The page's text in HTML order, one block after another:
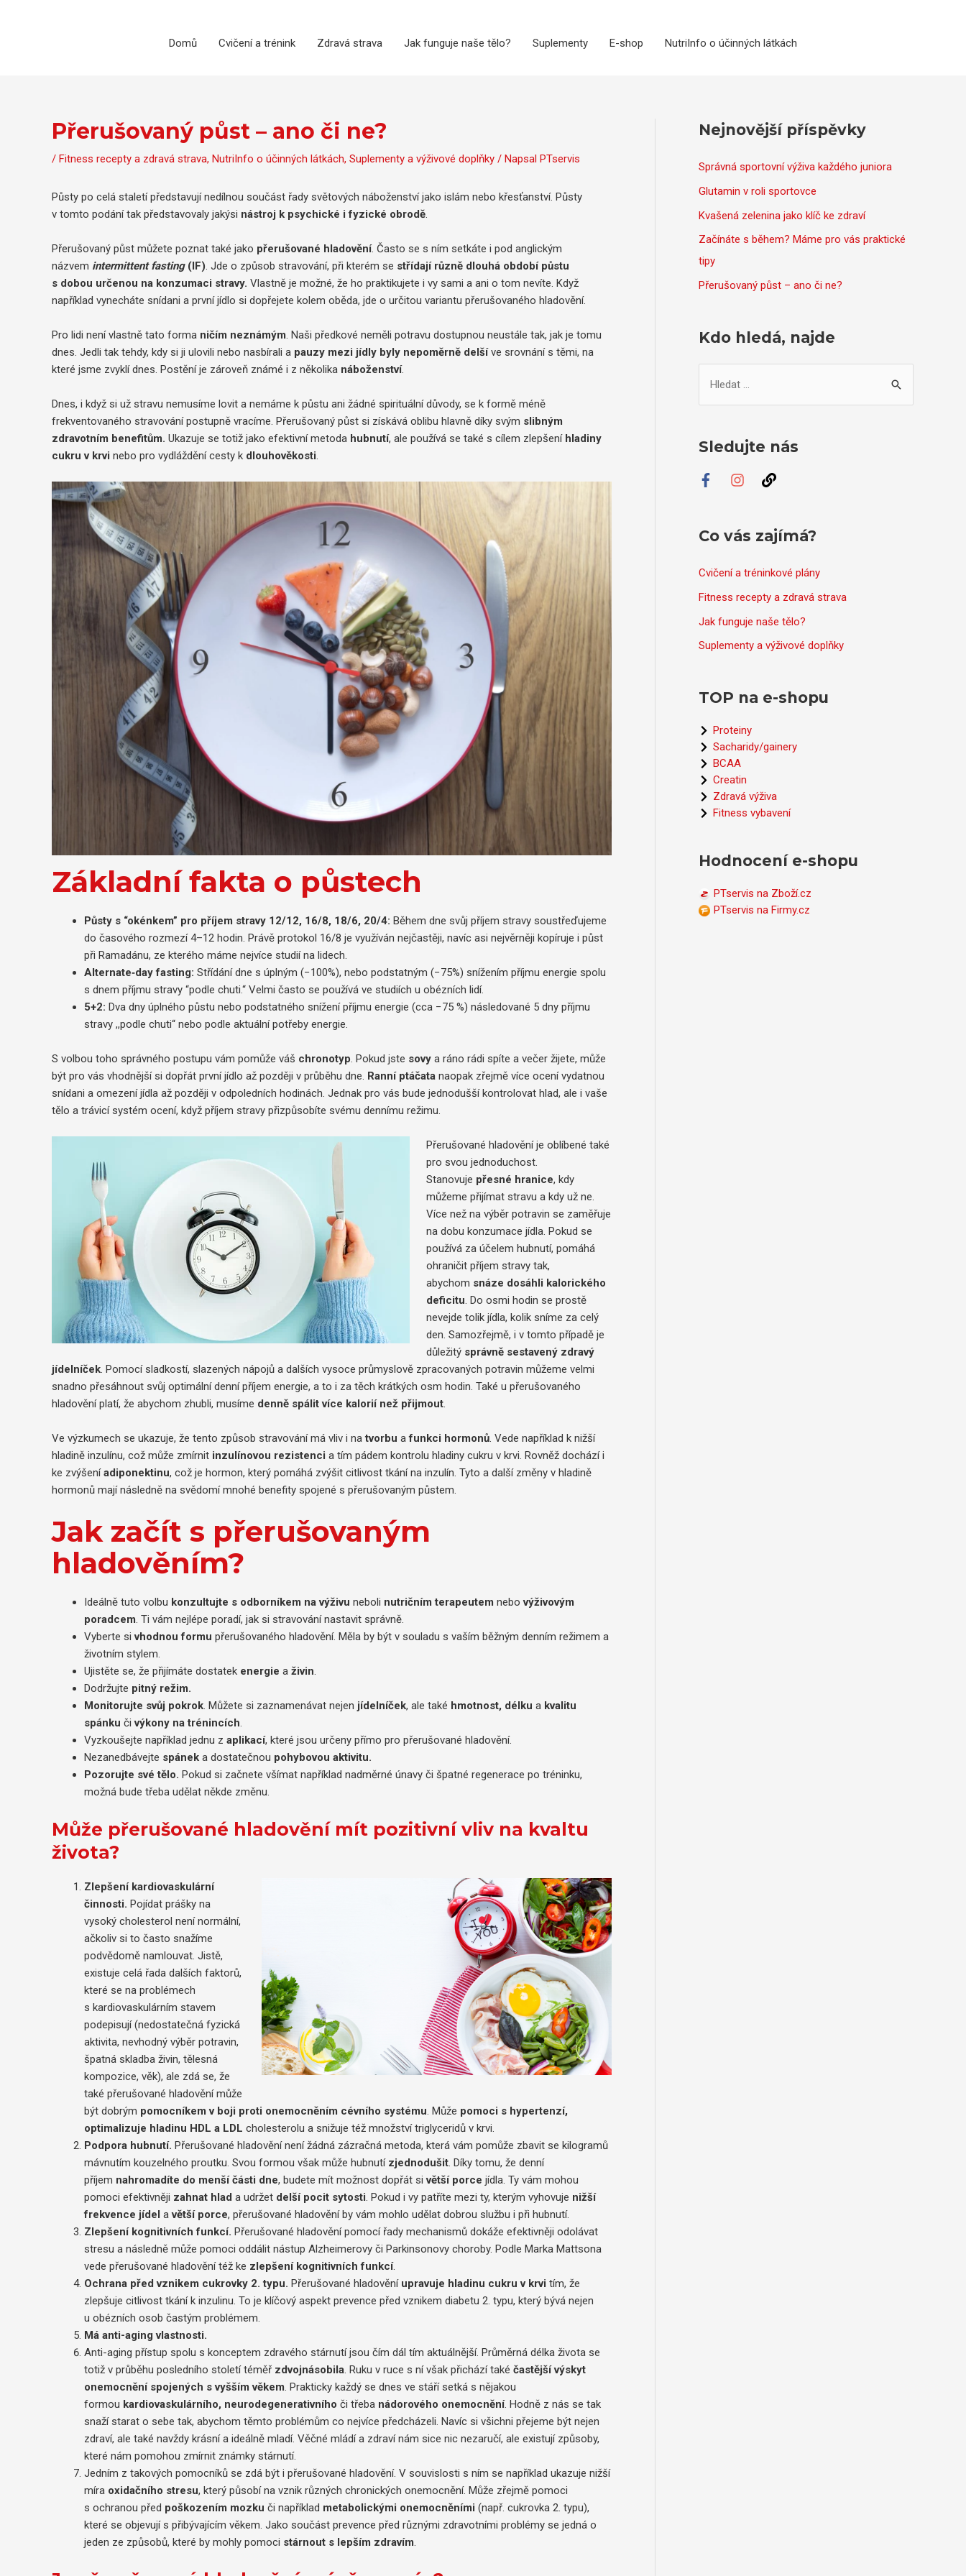
Domů Cvičení a trénink Zdravá strava Jak funguje naše tělo? Suplementy E-shop NutriInfo o účinných látkách
Přerušovaný půst – ano či ne?
/ Fitness recepty a zdravá strava, NutriInfo o účinných látkách, Suplementy a výživové doplňky / Napsal PTservis
Půsty po celá staletí představují nedílnou součást řady světových náboženství jako islám nebo křesťanství. Půsty
v tomto podání tak představovaly jakýsi nástroj k psychické i fyzické obrodě.
Přerušovaný půst můžete poznat také jako přerušované hladovění. Často se s ním setkáte i pod anglickým
názvem intermittent fasting(IF). Jde o způsob stravování, při kterém se střídají různě dlouhá období půstu
s dobou určenou na konzumaci stravy. Vlastně je možné, že ho praktikujete i vy sami a ani o tom nevíte. Když
například vynecháte snídani a první jídlo si dopřejete kolem oběda, jde o určitou variantu přerušovaného hladovění.
Pro lidi není vlastně tato forma ničím neznámým. Naši předkové neměli potravu dostupnou neustále tak, jak je tomu
dnes. Jedli tak tehdy, kdy si ji ulovili nebo nasbírali a pauzy mezi jídly byly nepoměrně delšíve srovnání s těmi, na
které jsme zvyklí dnes. Postění je zároveň známé i z několika náboženství.
Dnes, i když si už stravu nemusíme lovit a nemáme k půstu ani žádné spirituální důvody, se k formě méně
frekventovaného stravování postupně vracíme. Přerušovaný půst si získává oblibu hlavně díky svým slibným
zdravotním benefitům. Ukazuje se totiž jako efektivní metoda hubnutí, ale používá se také s cílem zlepšení hladiny
cukru v krvi nebo pro vydláždění cesty k dlouhověkosti.
Základní fakta o půstech
Půsty s “okénkem” pro příjem stravy 12/12, 16/8, 18/6, 20/4: Během dne svůj příjem stravy soustřeďujeme
do časového rozmezí 4–12 hodin. Právě protokol 16/8 je využíván nejčastěji, navíc asi nejvěrněji kopíruje i půst
při Ramadánu, ze kterého máme nejvíce studií na lidech.
Alternate‑day fasting: Střídání dne s úplným (−100%), nebo podstatným (−75%) snížením příjmu energie spolu
s dnem příjmu stravy “podle chuti.“ Velmi často se používá ve studiích u obézních lidí.
5+2: Dva dny úplného půstu nebo podstatného snížení příjmu energie (cca −75 %) následované 5 dny příjmu
stravy ,,podle chuti“ nebo podle aktuální potřeby energie.
S volbou toho správného postupu vám pomůže váš chronotyp . Pokud jste sovy a ráno rádi spíte a večer žijete, může
být pro vás vhodnější si dopřát první jídlo až později v průběhu dne. Ranní ptáčata naopak zřejmě více ocení vydatnou
snídani a omezení jídla až později v odpoledních hodinách. Jednak pro vás bude jednodušší kontrolovat hlad, ale i vaše
tělo a trávicí systém ocení, když příjem stravy přizpůsobíte svému dennímu režimu.
Přerušované hladovění je oblíbené také
pro svou jednoduchost.
Stanovuje přesné hranice, kdy
můžeme přijímat stravu a kdy už ne.
Více než na výběr potravin se zaměřuje
na dobu konzumace jídla. Pokud se
používá za účelem hubnutí, pomáhá
ohraničit příjem stravy tak,
abychom snáze dosáhli kalorického
deficitu . Do osmi hodin se prostě
nevejde tolik jídla, kolik sníme za celý
den. Samozřejmě, i v tomto případě je
důležitý správně sestavený zdravý
jídelníček . Pomocí sladkostí, slazených nápojů a dalších vysoce průmyslově zpracovaných potravin můžeme velmi
snadno přesáhnout svůj optimální denní příjem energie, a to i za těch krátkých osm hodin. Také u přerušovaného
hladovění platí, že abychom zhubli, musíme denně spálit více kalorií než přijmout
Ve výzkumech se ukazuje, že tento způsob stravování má vliv i natvorbu afunkci hormonů . Vede například k nižší
hladině inzulínu, což může zmírnit inzulínovou rezistenci a tím pádem kontrolu hladiny cukru v krvi. Rovněž dochází i
ke zvýšeníadiponektinu, což je hormon, který pomáhá zvýšit citlivost tkání na inzulín. Tyto a další změny v hladině
hormonů mají následně na svědomí mnohé benefity spojené s přerušovaným půstem.
Jak začít s přerušovaným
hladověním?
Ideálně tuto volbu konzultujte s odborníkem na výživu neboli nutričním terapeutem nebovýživovým
poradcem . Ti vám nejlépe poradí, jak si stravování nastavit správně.
Vyberte sivhodnou formu přerušovaného hladovění. Měla by být v souladu s vaším běžným denním režimem a
životním stylem.
Ujistěte se, že přijímáte dostatek energie a živin
Dodržujte pitný režim.
Monitorujte svůj pokrok . Můžete si zaznamenávat nejen jídelníček, ale také hmotnost, délku a kvalitu
spánku čivýkony na trénincích
Vyzkoušejte například jednu z aplikací, které jsou určeny přímo pro přerušované hladovění.
Nezanedbávejte spánek a dostatečnou pohybovou aktivitu.
Pozorujte své tělo. Pokud si začnete všímat například nadměrné únavy či špatné regenerace po tréninku,
možná bude třeba udělat někde změnu.
Může přerušované hladovění mít pozitivní vliv na kvaltu
života?
Zlepšení kardiovaskulární
činnosti. Pojídat prášky na
vysoký cholesterol není normální,
ačkoliv si to často snažíme
podvědomě namlouvat. Jistě,
existuje celá řada dalších faktorů,
které se na problémech
s kardiovaskulárním stavem
podepisují (nedostatečná fyzická
aktivita, nevhodný výběr potravin,
špatná skladba živin, tělesná
kompozice, věk), ale zdá se, že
také přerušované hladovění může
být dobrým pomocníkem v boji proti onemocněním cévního systému . Může pomoci s hypertenzí,
optimalizuje hladinu HDL a LDL cholesterolu a snižuje též množství triglyceridů v krvi.
Podpora hubnutí. Přerušované hladovění není žádná zázračná metoda, která vám pomůže zbavit se kilogramů
mávnutím kouzelného proutku. Svou formou však může hubnutí zjednodušit . Díky tomu, že denní
příjem nahromadíte do menší části dne, budete mít možnost dopřát sivětší porce jídla. Ty vám mohou
pomoci efektivněji zahnat hlad a udržet delší pocit sytosti . Pokud i vy patříte mezi ty, kterým vyhovuje nižší
frekvence jídel avětší porce, přerušované hladovění by vám mohlo udělat dobrou službu i při hubnutí.
Zlepšení kognitivních funkcí. Přerušované hladovění pomocí řady mechanismů dokáže efektivněji odolávat
stresu a následně může pomoci oddálit nástup Alzheimerovy či Parkinsonovy choroby. Podle Marka Mattsona
vede přerušované hladovění též ke zlepšení kognitivních funkcí.
Ochrana před vznikem cukrovky 2. typu. Přerušované hladovění upravuje hladinu cukru v krvi tím, že
zlepšuje citlivost tkání k inzulinu. To je klíčový aspekt prevence před vznikem diabetu 2. typu, který bývá nejen
u obézních osob častým problémem.
Má anti-aging vlastnosti.
Anti-aging přístup spolu s konceptem zdravého stárnutí jsou čím dál tím aktuálnější. Průměrná délka života se
totiž v průběhu posledního století téměř zdvojnásobila . Ruku v ruce s ní však přichází také častější výskyt
onemocnění spojených s vyšším věkem . Prakticky každý se dnes ve stáří setká s nějakou
formou kardiovaskulárního, neurodegenerativního či třeba nádorového onemocnění. Hodně z nás se tak
snaží starat o sebe tak, abychom těmto problémům co nejvíce předcházeli. Navíc si všichni přejeme být nejen
zdraví, ale také navždy krásní a ideálně mladí. Věčné mládí a zdraví nám sice nic nezaručí, ale existují způsoby,
které nám pomohou zmírnit známky stárnutí.
Jedním z takových pomocníků se zdá být i přerušované hladovění. V souvislosti s ním se například ukazuje nižší
míra oxidačního stresu, který působí na vznik různých chronických onemocnění. Může zřejmě pomoci
s ochranou před poškozením mozku či například metabolickými onemocněními (např. cukrovka 2. typu),
které se objevují s přibývajícím věkem. Jako součást prevence před různými zdravotními problémy se jedná o
jeden ze způsobů, které by mohly pomoci stárnout s lepším zdravím
Nejnovější příspěvky
Správná sportovní výživa každého juniora
Glutamin v roli sportovce
Kvašená zelenina jako klíč ke zdraví
Začínáte s během? Máme pro vás praktické
tipy
Přerušovaný půst – ano či ne?
Kdo hledá, najde
d
r
Sledujte nás
Co vás zajímá?
Cvičení a tréninkové plány
Fitness recepty a zdravá strava
Jak funguje naše tělo?
Suplementy a výživové doplňky
TOP na e-shopu
Proteiny
Sacharidy/gainery
BCAA
Creatin
Zdravá výživa
Fitness vybavení
Hodnocení e-shopu
PTservis na Zboží.cz
PTservis na Firmy.cz